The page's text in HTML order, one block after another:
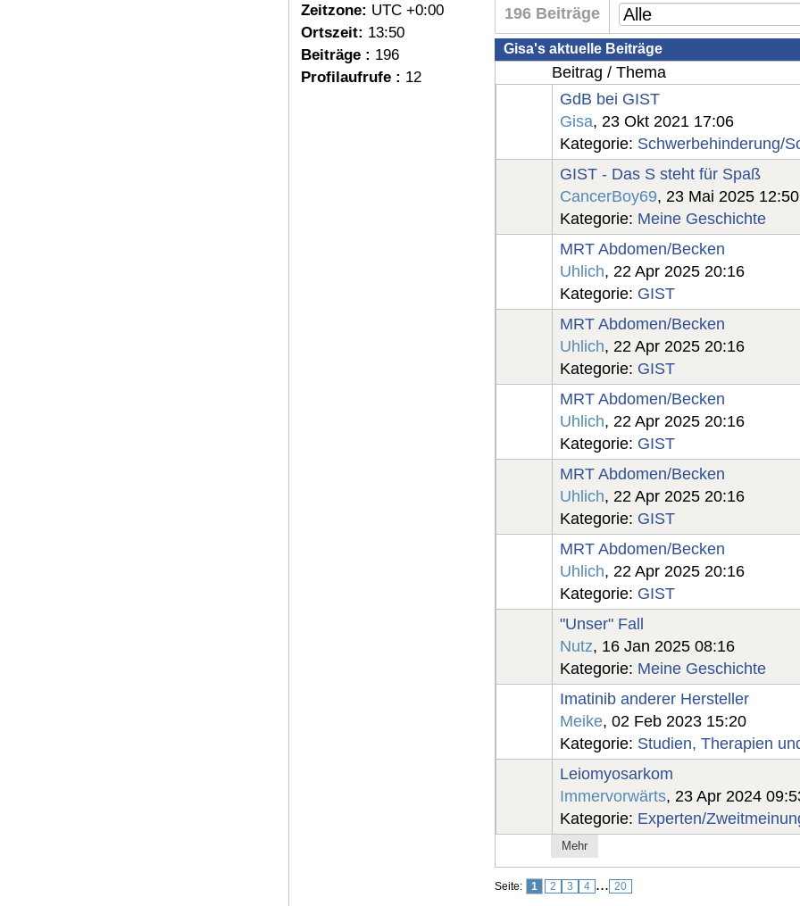
Zeitzone: UTC +0:00
Ortszeit: 13:50
Beiträge : 196
Profilaufrufe : 12
196 Beiträge
Gisa's aktuelle Beiträge
Beitrag / Thema
Mehr
GdB bei GIST
Gisa, 23 Okt 2021 17:06
Kategorie: Schwerbehinderung/
GIST - Das S steht für Spaß
CancerBoy69, 23 Mai 2025 12:50
Kategorie: Meine Geschichte
MRT Abdomen/Becken
Uhlich, 22 Apr 2025 20:16
Kategorie: GIST
MRT Abdomen/Becken
Uhlich, 22 Apr 2025 20:16
Kategorie: GIST
MRT Abdomen/Becken
Uhlich, 22 Apr 2025 20:16
Kategorie: GIST
MRT Abdomen/Becken
Uhlich, 22 Apr 2025 20:16
Kategorie: GIST
MRT Abdomen/Becken
Uhlich, 22 Apr 2025 20:16
Kategorie: GIST
"Unser" Fall
Nutz, 16 Jan 2025 08:16
Kategorie: Meine Geschichte
Imatinib anderer Hersteller
Meike, 02 Feb 2023 15:20
Kategorie: Studien, Therapien
Leiomyosarkom
Immervorwärts, 23 Apr 2024
Kategorie: Experten/
Seite: 1 2 3 4 ... 20